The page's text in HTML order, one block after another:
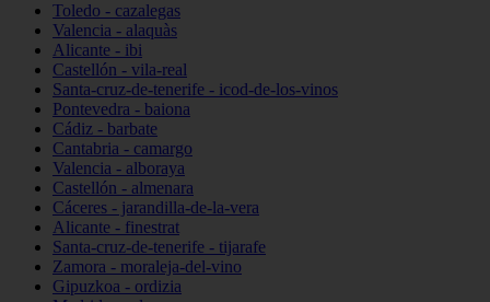
Toledo - cazalegas
Valencia - alaquàs
Alicante - ibi
Castellón - vila-real
Santa-cruz-de-tenerife - icod-de-los-vinos
Pontevedra - baiona
Cádiz - barbate
Cantabria - camargo
Valencia - alboraya
Castellón - almenara
Cáceres - jarandilla-de-la-vera
Alicante - finestrat
Santa-cruz-de-tenerife - tijarafe
Zamora - moraleja-del-vino
Gipuzkoa - ordizia